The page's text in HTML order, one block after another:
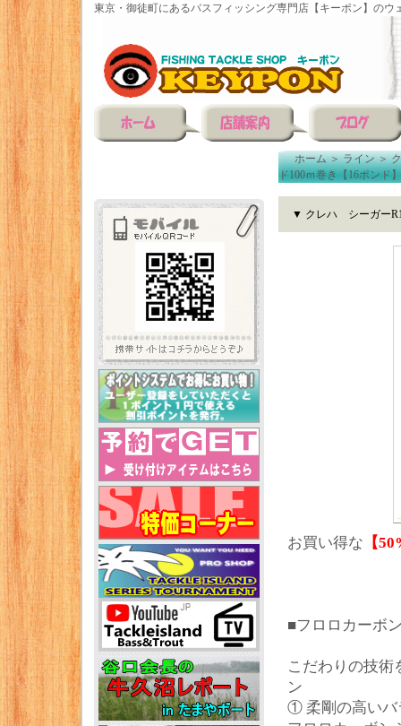
東京・御徒町にあるバスフィッシング専門店【キーポン】のウ
ホーム＞ライン＞
ド100ｍ巻き【16ポンド】
▼ クレハ シーガー
お買い得な 【
■フロロカーボ
こだわりの技術
ン
① 柔剛の高いバ